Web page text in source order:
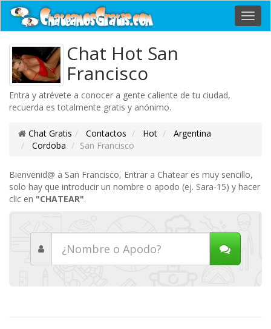
Chat Hot San
Francisco
Entra y atrévete a conocer a gente caliente de tu ciudad,
recuerda es totalmente gratis y anónimo.
Chat Gratis Contactos Hot
Argentina
Cordoba
San Francisco
Bienvenid@ a San Francisco, Entrar a Chatear es muy sencillo,
solo hay que introducir un nombre o apodo (ej. Sara-15) y hacer
clic en "CHATEAR".